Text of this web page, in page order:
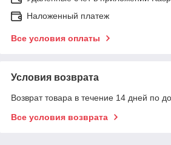
Наложенный платеж
Все условия оплаты
Условия возврата
Возврат товара в течение 14 дней по
Все условия возврата